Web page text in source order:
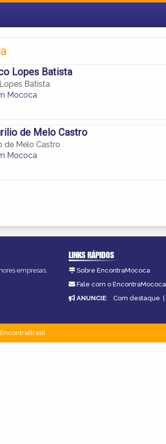
Lopes Batista
Batista
Mococa
de Melo Castro
de Melo Castro
Mococa
empresas,
LINKS RÁPIDOS
Sobre EncontraMococa
Fale com o EncontraMococa
ANUNCIE: Com destaque |